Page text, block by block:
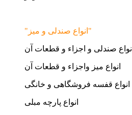
"انواع صندلی و میز"
انواع صندلی و اجزاء و قطعات آن
انواع میز واجزاء و قطعات آن
انواع قفسه فروشگاهی و خانگی
انواع پارچه مبلی